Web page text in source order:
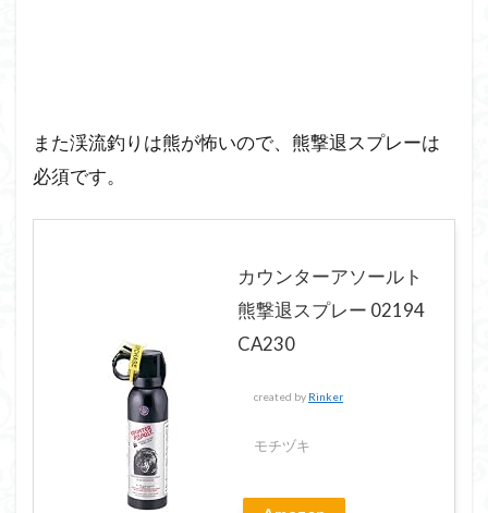
また渓流釣りは熊が怖いので、熊撃退スプレーは
必須です。
カウンターアソールト
熊撃退スプレー 02194
CA230
created by Rinker
モチヅキ